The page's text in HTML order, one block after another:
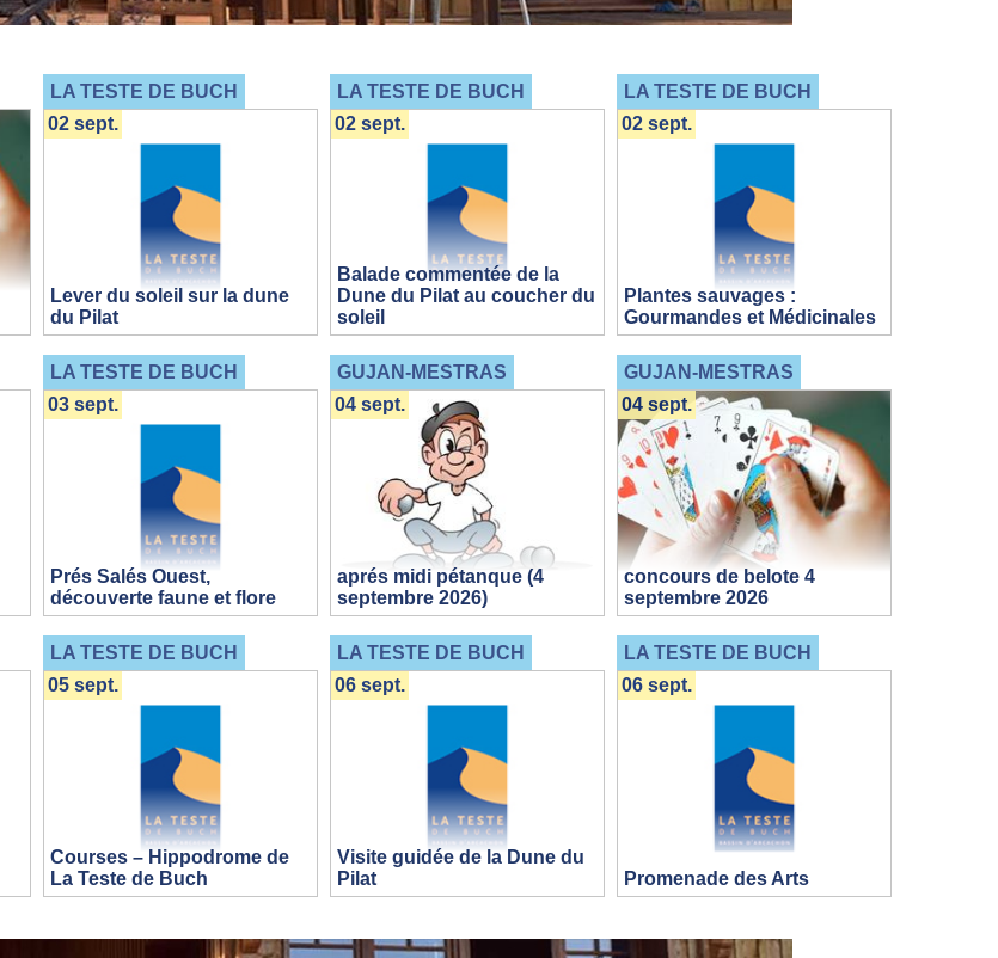
LA TESTE DE BUCH
Lever du soleil sur la dune
du Pilat
02 sept.
LA TESTE DE BUCH
Balade commentée de la
Dune du Pilat au coucher du
soleil
02 sept.
LA TESTE DE BUCH
Plantes sauvages :
Gourmandes et Médicinales
02 sept.
LA TESTE DE BUCH
Prés Salés Ouest,
découverte faune et flore
03 sept.
GUJAN-MESTRAS
aprés midi pétanque (4
septembre 2026)
04 sept.
GUJAN-MESTRAS
concours de belote 4
septembre 2026
04 sept.
LA TESTE DE BUCH
Courses – Hippodrome de
La Teste de Buch
05 sept.
LA TESTE DE BUCH
Visite guidée de la Dune du
Pilat
06 sept.
LA TESTE DE BUCH
Promenade des Arts
06 sept.